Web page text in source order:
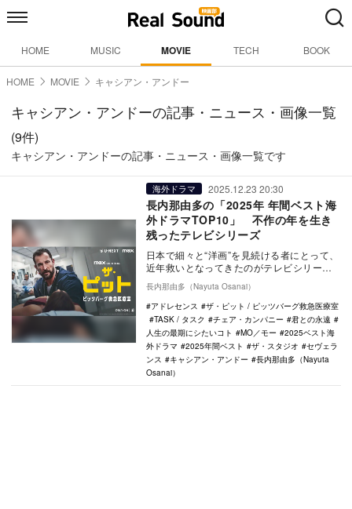
HOME MUSIC MOVIE TECH BOOK
HOME MOVIE キャシアン・アンドー
キャシアン・アンドーの記事・ニュース・画像一覧
(9件)
キャシアン・アンドーの記事・ニュース・画像一覧です
海外ドラマ 2025.12.23 20:30
長内那由多の「2025年 年間ベスト海
外ドラマTOP10」 不作の年を生き
残ったテレビシリーズ
日本で細々と“洋画”を見続ける者にとって、
近年救いとなってきたのがテレビシリーズ
して、…
長内那由多（Nayuta Osanai）
アドレセンス
ザ・ピット / ピッツバーグ救急医療室
TASK / タスク
チェア・カンパニー
君との永遠
人生の最期にシたいコト
MO／モー
2025ベスト海
外ドラマ
2025年間ベスト ザ・スタジオ
セヴェラ
ンス
キャシアン・アンドー
長内那由多（Nayuta
Osanai）